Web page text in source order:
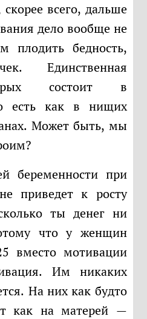
всего, дальше
дело вообще не
плодить бедность,
Единственная
состоит в
есть как в нищих
Может быть, мы
приведет к росту
ты денег ни
что у женщин
вместо мотивации
Им никаких
На них как будто
как на матерей —